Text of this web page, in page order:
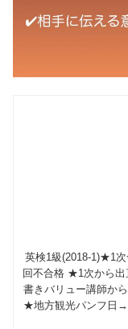
英検1級(2018-1)★1
回不合格 ★1次から
書きバリュー講師か
★地方観光パンフ日→